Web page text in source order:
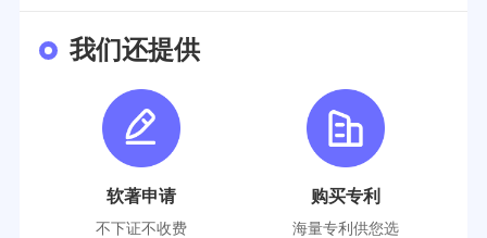
我们还提供
软著申请
不下证不收费
购买专利
海量专利供您选